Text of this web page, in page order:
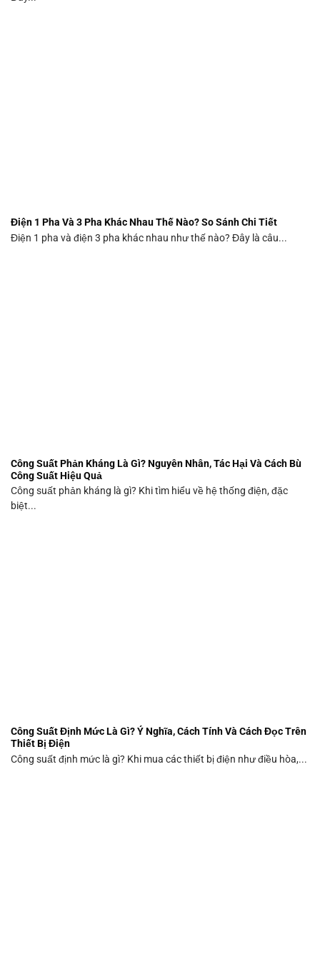
Điện 1 Pha Và 3 Pha Khác Nhau Thế Nào? So Sánh Chi Tiết
Điện 1 pha và điện 3 pha khác nhau như thế nào? Đây là câu...
Công Suất Phản Kháng Là Gì? Nguyên Nhân, Tác Hại Và Cách Bù
Công Suất Hiệu Quả
Công suất phản kháng là gì? Khi tìm hiểu về hệ thống điện, đặc
biệt...
Công Suất Định Mức Là Gì? Ý Nghĩa, Cách Tính Và Cách Đọc Trên
Thiết Bị Điện
Công suất định mức là gì? Khi mua các thiết bị điện như điều hòa,...